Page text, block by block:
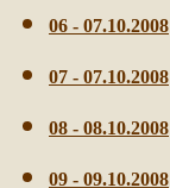
06 - 07.10.2008
07 - 07.10.2008
08 - 08.10.2008
09 - 09.10.2008